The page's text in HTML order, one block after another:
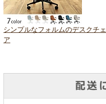
シンプルなフォルムのデスクチェ
ア